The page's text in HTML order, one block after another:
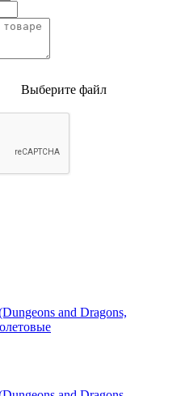
Выберите файл
and Dragons,